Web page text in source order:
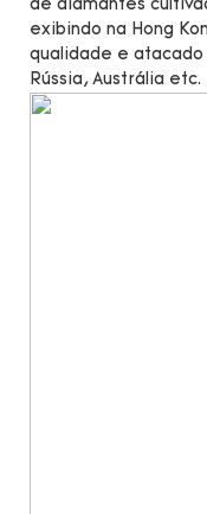
de diamantes
exibindo na Hong
qualidade e atacado
Rússia, Austrália etc.